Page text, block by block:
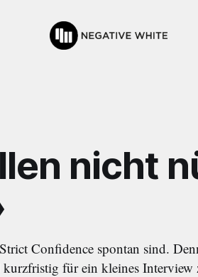
nicht
Confidence spontan sind.
für ein kleines Interview